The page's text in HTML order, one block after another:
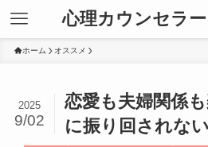
心理カウンセラ
ホーム オススメ
恋愛も夫婦関係
に振り回されな
2025
9/02